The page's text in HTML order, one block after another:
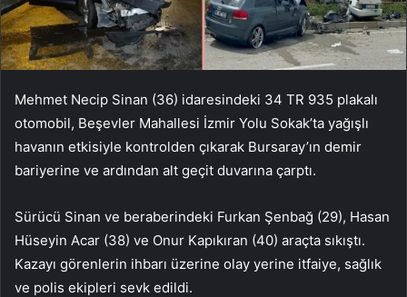
Mehmet Necip Sinan (36) idaresindeki 34 TR 935 plakalı
otomobil, Beşevler Mahallesi İzmir Yolu Sokak’ta yağışlı
havanın etkisiyle kontrolden çıkarak Bursaray’ın demir
bariyerine ve ardından alt geçit duvarına çarptı.
Sürücü Sinan ve beraberindeki Furkan Şenbağ (29), Hasan
Hüseyin Acar (38) ve Onur Kapıkıran (40) araçta sıkıştı.
Kazayı görenlerin ihbarı üzerine olay yerine itfaiye, sağlık
ve polis ekipleri sevk edildi.